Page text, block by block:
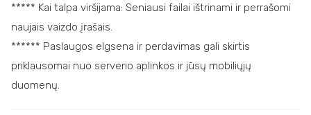
***** Kai talpa viršijama: Seniausi failai ištrinami ir perrašomi
naujais vaizdo įrašais.
****** Paslaugos elgsena ir perdavimas gali skirtis
priklausomai nuo serverio aplinkos ir jūsų mobiliųjų
duomenų.